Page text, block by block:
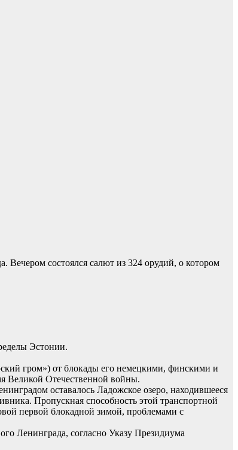
Вечером состоялся салют из 324 орудий, о котором
Эстонии.
гром») от блокады его немецкими, финскими и
Великой Отечественной войны.
оставалось Ладожское озеро, находившееся
Пропускная способность этой транспортной
первой блокадной зимой, проблемами с
Ленинграда, согласно Указу Президиума